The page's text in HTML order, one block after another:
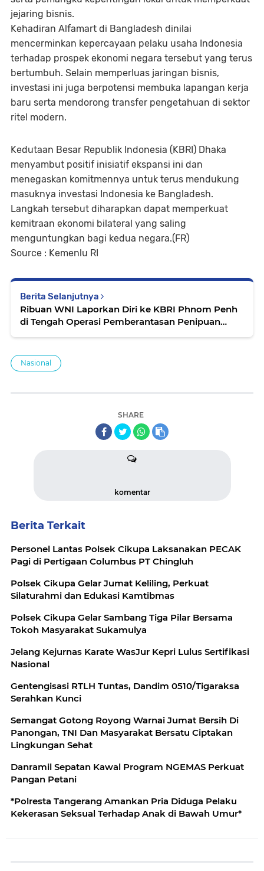
jejaring bisnis.
Kehadiran Alfamart di Bangladesh dinilai
mencerminkan kepercayaan pelaku usaha Indonesia
terhadap prospek ekonomi negara tersebut yang terus
bertumbuh. Selain memperluas jaringan bisnis,
investasi ini juga berpotensi membuka lapangan kerja
baru serta mendorong transfer pengetahuan di sektor
ritel modern.
Kedutaan Besar Republik Indonesia (KBRI) Dhaka
menyambut positif inisiatif ekspansi ini dan
menegaskan komitmennya untuk terus mendukung
masuknya investasi Indonesia ke Bangladesh.
Langkah tersebut diharapkan dapat memperkuat
kemitraan ekonomi bilateral yang saling
menguntungkan bagi kedua negara.(FR)
Source : Kemenlu RI
Berita Selanjutnya
Ribuan WNI Laporkan Diri ke KBRI Phnom Penh
di Tengah Operasi Pemberantasan Penipuan
Nasional
SHARE
komentar
Berita Terkait
Personel Lantas Polsek Cikupa Laksanakan PECAK
Pagi di Pertigaan Columbus PT Chingluh
Polsek Cikupa Gelar Jumat Keliling, Perkuat
Silaturahmi dan Edukasi Kamtibmas
Polsek Cikupa Gelar Sambang Tiga Pilar Bersama
Tokoh Masyarakat Sukamulya
Jelang Kejurnas Karate WasJur Kepri Lulus Sertifikasi
Nasional
Gentengisasi RTLH Tuntas, Dandim 0510/Tigaraksa
Serahkan Kunci
Semangat Gotong Royong Warnai Jumat Bersih Di
Panongan, TNI Dan Masyarakat Bersatu Ciptakan
Lingkungan Sehat
Danramil Sepatan Kawal Program NGEMAS Perkuat
Pangan Petani
*Polresta Tangerang Amankan Pria Diduga Pelaku
Kekerasan Seksual Terhadap Anak di Bawah Umur*